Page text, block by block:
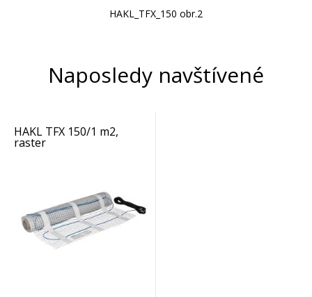
HAKL_TFX_150 obr.2
Naposledy navštívené
HAKL TFX 150/1 m2,
raster